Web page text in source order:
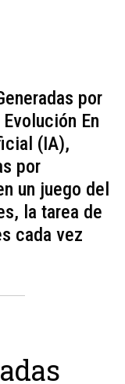
por
En
(IA),
por
un juego del
la tarea de
cada vez